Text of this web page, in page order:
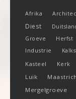
Afrika
Diest
Groeve
Herfst
Industrie
Kasteel
Kerk
Luik
Mergelgroeve